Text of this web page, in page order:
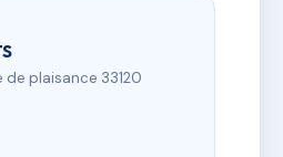
de plaisance 33120